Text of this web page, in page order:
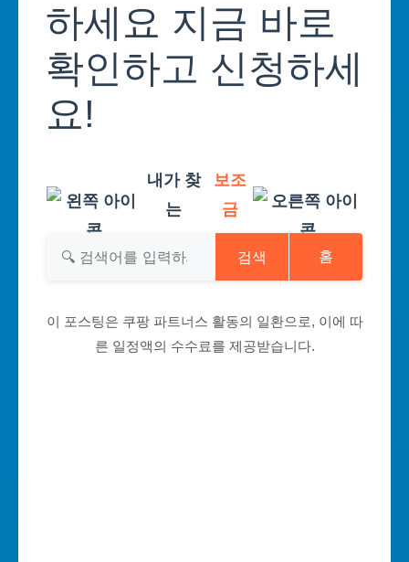
하세요 지금 바로
확인하고 신청하세
요!
내가 찾
는
보조
금
검색 홈
이 포스팅은 쿠팡 파트너스 활동의 일환으로, 이에 따
른 일정액의 수수료를 제공받습니다.